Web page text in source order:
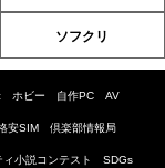
ソフクリ
ホビー 自作PC AV
安SIM 倶楽部情報局
小説コンテスト SDGs